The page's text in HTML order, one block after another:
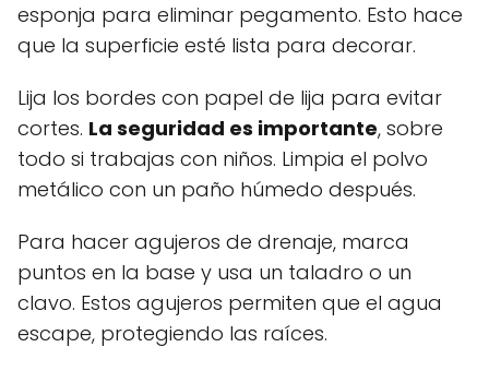
esponja para eliminar pegamento. Esto hace
que la superficie esté lista para decorar.
Lija los bordes con papel de lija para evitar
cortes. La seguridad es importante, sobre
todo si trabajas con niños. Limpia el polvo
metálico con un paño húmedo después.
Para hacer agujeros de drenaje, marca
puntos en la base y usa un taladro o un
clavo. Estos agujeros permiten que el agua
escape, protegiendo las raíces.